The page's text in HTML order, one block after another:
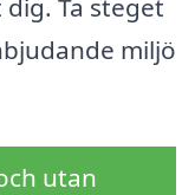
Ta steget
miljö
utan